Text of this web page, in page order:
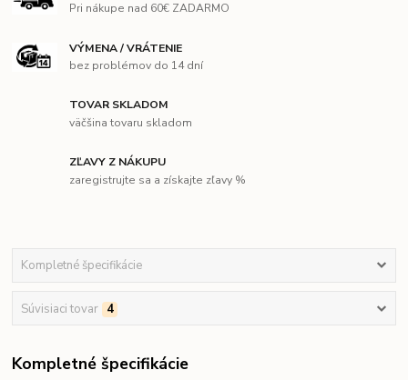
Pri nákupe nad 60€ ZADARMO
VÝMENA / VRÁTENIE
bez problémov do 14 dní
TOVAR SKLADOM
väčšina tovaru skladom
ZĽAVY Z NÁKUPU
zaregistrujte sa a získajte zľavy %
Kompletné špecifikácie
Súvisiaci tovar 4
Kompletné špecifikácie